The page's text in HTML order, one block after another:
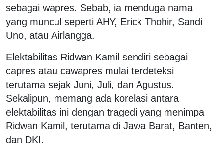
sebagai wapres. Sebab, ia menduga nama
yang muncul seperti AHY, Erick Thohir, Sandi
Uno, atau Airlangga.
Elektabilitas Ridwan Kamil sendiri sebagai
capres atau cawapres mulai terdeteksi
terutama sejak Juni, Juli, dan Agustus.
Sekalipun, memang ada korelasi antara
elektabilitas ini dengan tragedi yang menimpa
Ridwan Kamil, terutama di Jawa Barat, Banten,
dan DKI.